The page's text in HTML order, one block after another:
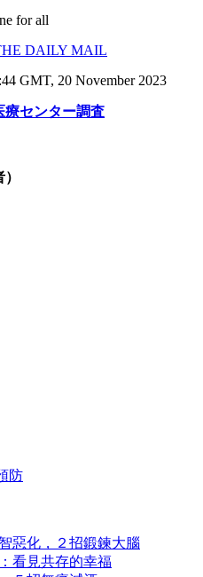
for all
DAILY MAIL
GMT, 20 November 2023
センター調査
防
惡化，２招鍛鍊大腦
看見共存的幸福